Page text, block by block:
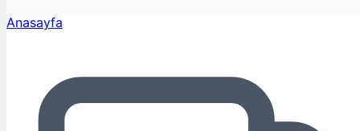
Anasayfa